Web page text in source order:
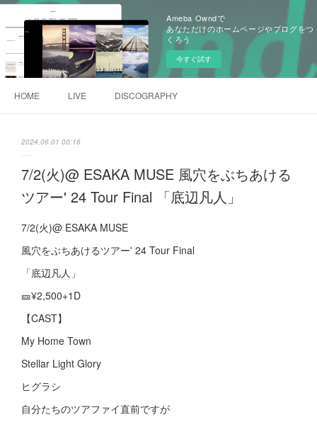
Ameba Owndで
あなただけのホームページやブログをつ
くろう
今すぐ試す
HOME LIVE DISCOGRAPHY
2024.06.01 00:16
7/2(火)@ ESAKA MUSE 風穴をぶちあける
ツアー' 24 Tour Final 「底辺凡人」
7/2(火)@ ESAKA MUSE
風穴をぶちあけるツアー' 24 Tour Final
「底辺凡人」
🎫¥2,500+1D
【CAST】
My Home Town
Stellar Light Glory
ヒグラシ
自分たちのツアファイ直前ですが